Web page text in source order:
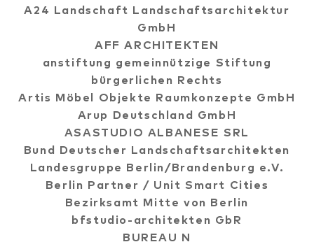
A24 Landschaft Landschaftsarchitektur
GmbH
AFF ARCHITEKTEN
anstiftung gemeinnützige Stiftung
bürgerlichen Rechts
Artis Möbel Objekte Raumkonzepte GmbH
Arup Deutschland GmbH
ASASTUDIO ALBANESE SRL
Bund Deutscher Landschaftsarchitekten
Landesgruppe Berlin/Brandenburg e.V.
Berlin Partner / Unit Smart Cities
Bezirksamt Mitte von Berlin
bfstudio-architekten GbR
BUREAU N